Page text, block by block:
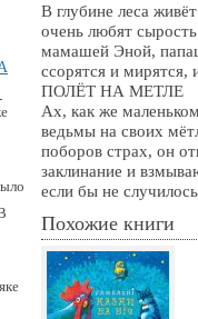
В глубине леса
очень любят
мамашей Эной,
ссорятся и мирятся,
ПОЛЁТ НА МЕТЛЕ
Ах, как же
ведьмы на своих
поборов страх, он
заклинание и
если бы не
Похожие книги